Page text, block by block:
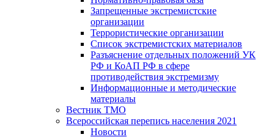
Запрещенные экстремистские
организации
Террористические организации
Список экстремистских материалов
Разъяснение отдельных положений УК
РФ и КоАП РФ в сфере
противодействия экстремизму
Информационные и методические
материалы
Вестник ТМО
Всероссийская перепись населения 2021
Новости